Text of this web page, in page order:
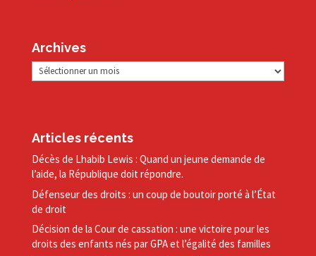
Archives
Archives
Articles récents
Décès de Lhabib Lewis : Quand un jeune demande de
l’aide, la République doit répondre.
Défenseur des droits : un coup de boutoir porté à l’État
de droit
Décision de la Cour de cassation : une victoire pour les
droits des enfants nés par GPA et l’égalité des familles